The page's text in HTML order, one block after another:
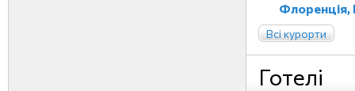
Флоренція,
Всі курорти
Готелі